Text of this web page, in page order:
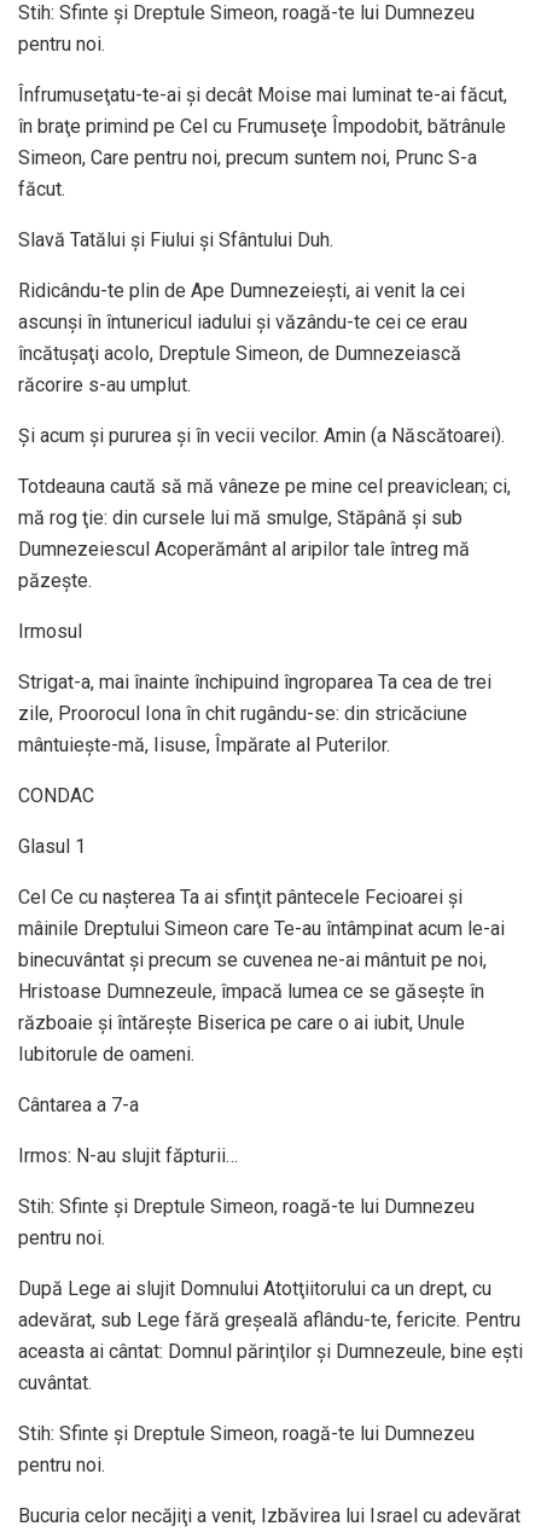
Stih: Sfinte şi Dreptule Simeon, roagă-te lui Dumnezeu
pentru noi.
Înfrumuseţatu-te-ai şi decât Moise mai luminat te-ai făcut,
în braţe primind pe Cel cu Frumuseţe Împodobit, bătrânule
Simeon, Care pentru noi, precum suntem noi, Prunc S-a
făcut.
Slavă Tatălui şi Fiului şi Sfântului Duh.
Ridicându-te plin de Ape Dumnezeieşti, ai venit la cei
ascunşi în întunericul iadului şi văzându-te cei ce erau
încătuşaţi acolo, Dreptule Simeon, de Dumnezeiască
răcorire s-au umplut.
Şi acum şi pururea şi în vecii vecilor. Amin (a Născătoarei).
Totdeauna caută să mă vâneze pe mine cel preaviclean; ci,
mă rog ţie: din cursele lui mă smulge, Stăpână şi sub
Dumnezeiescul Acoperământ al aripilor tale întreg mă
păzeşte.
Irmosul
Strigat-a, mai înainte închipuind îngroparea Ta cea de trei
zile, Proorocul Iona în chit rugându-se: din stricăciune
mântuieşte-mă, Iisuse, Împărate al Puterilor.
CONDAC
Glasul 1
Cel Ce cu naşterea Ta ai sfinţit pântecele Fecioarei şi
mâinile Dreptului Simeon care Te-au întâmpinat acum le-ai
binecuvântat şi precum se cuvenea ne-ai mântuit pe noi,
Hristoase Dumnezeule, împacă lumea ce se găseşte în
războaie şi întăreşte Biserica pe care o ai iubit, Unule
Iubitorule de oameni.
Cântarea a 7-a
Irmos: N-au slujit făpturii…
Stih: Sfinte şi Dreptule Simeon, roagă-te lui Dumnezeu
pentru noi.
După Lege ai slujit Domnului Atotţiitorului ca un drept, cu
adevărat, sub Lege fără greşeală aflându-te, fericite. Pentru
aceasta ai cântat: Domnul părinţilor şi Dumnezeule, bine eşti
cuvântat.
Stih: Sfinte şi Dreptule Simeon, roagă-te lui Dumnezeu
pentru noi.
Bucuria celor necăjiţi a venit, Izbăvirea lui Israel cu adevărat